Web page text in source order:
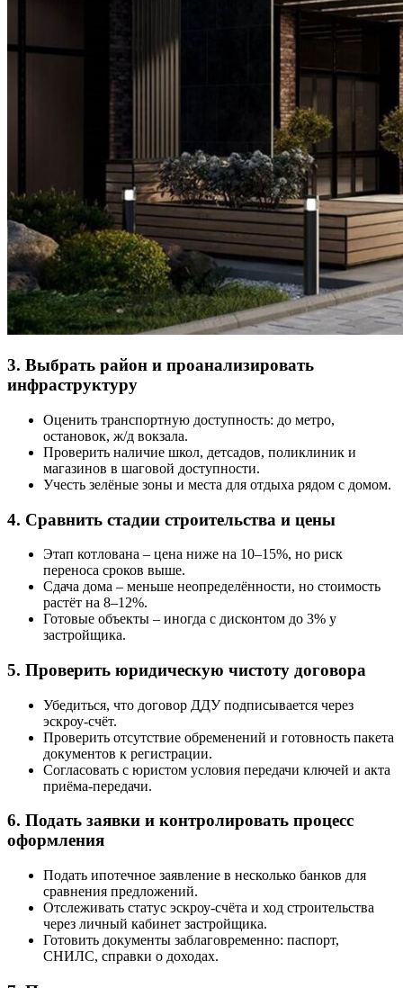
3. Выбрать район и проанализировать
инфраструктуру
Оценить транспортную доступность: до метро,
остановок, ж/д вокзала.
Проверить наличие школ, детсадов, поликлиник и
магазинов в шаговой доступности.
Учесть зелёные зоны и места для отдыха рядом с домом.
4. Сравнить стадии строительства и цены
Этап котлована – цена ниже на 10–15%, но риск
переноса сроков выше.
Сдача дома – меньше неопределённости, но стоимость
растёт на 8–12%.
Готовые объекты – иногда с дисконтом до 3% у
застройщика.
5. Проверить юридическую чистоту договора
Убедиться, что договор ДДУ подписывается через
эскроу-счёт.
Проверить отсутствие обременений и готовность пакета
документов к регистрации.
Согласовать с юристом условия передачи ключей и акта
приёма-передачи.
6. Подать заявки и контролировать процесс
оформления
Подать ипотечное заявление в несколько банков для
сравнения предложений.
Отслеживать статус эскроу-счёта и ход строительства
через личный кабинет застройщика.
Готовить документы заблаговременно: паспорт,
СНИЛС, справки о доходах.